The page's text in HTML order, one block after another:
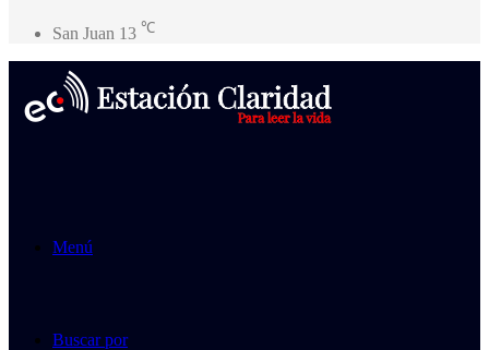
San Juan 13 ℃
Menú
Buscar por